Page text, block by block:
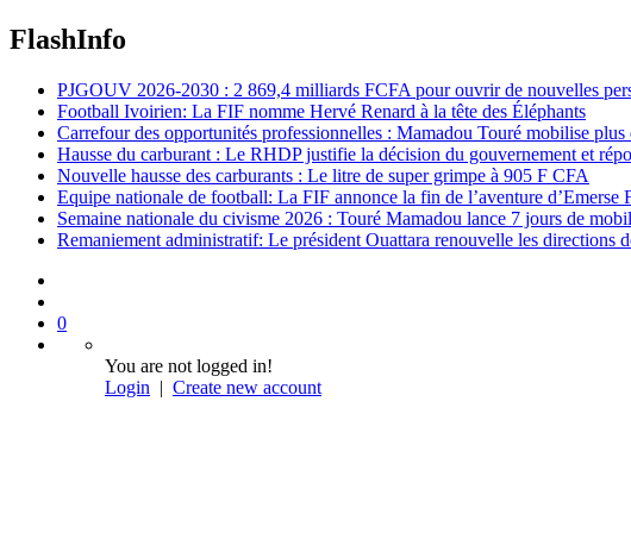
FlashInfo
PJGOUV 2026-2030 : 2 869,4 milliards FCFA pour ouvrir de nouvelles
Football Ivoirien: La FIF nomme Hervé Renard à la tête des Éléphants
Carrefour des opportunités professionnelles : Mamadou Touré mobilise
Hausse du carburant : Le RHDP justifie la décision du gouvernement et
Nouvelle hausse des carburants : Le litre de super grimpe à 905 F CFA
Equipe nationale de football: La FIF annonce la fin de l’aventure d’Emerse
Semaine nationale du civisme 2026 : Touré Mamadou lance 7 jours de
Remaniement administratif: Le président Ouattara renouvelle les directions
0
You are not logged in!
Login | Create new account